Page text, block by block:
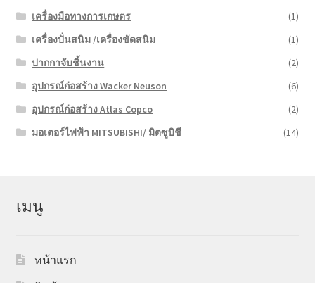
เครื่องมือทางการเกษตร
(1)
เครื่องปั่นสนิม /เครื่องขัดสนิม
(1)
ปากกาจับชิ้นงาน
(2)
อุปกรณ์ก่อสร้าง Wacker Neuson
(6)
อุปกรณ์ก่อสร้าง Atlas Copco
(2)
มอเตอร์ไฟฟ้า MITSUBISHI/ มิตซูบิชี
(14)
เมนู
หน้าแรก